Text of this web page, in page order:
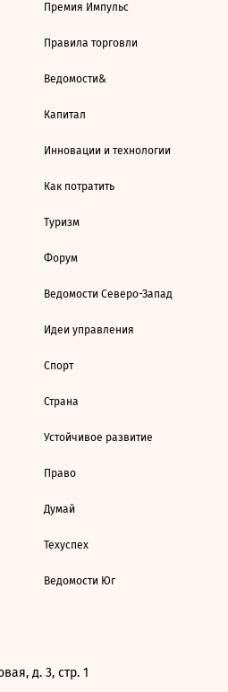
Премия Импульс
Правила торговли
Ведомости&
Капитал
Инновации и технологии
Как потратить
Туризм
Форум
Ведомости Северо-Запад
Идеи управления
Спорт
Страна
Устойчивое развитие
Право
Думай
Техуспех
Ведомости Юг
д. 3, стр. 1